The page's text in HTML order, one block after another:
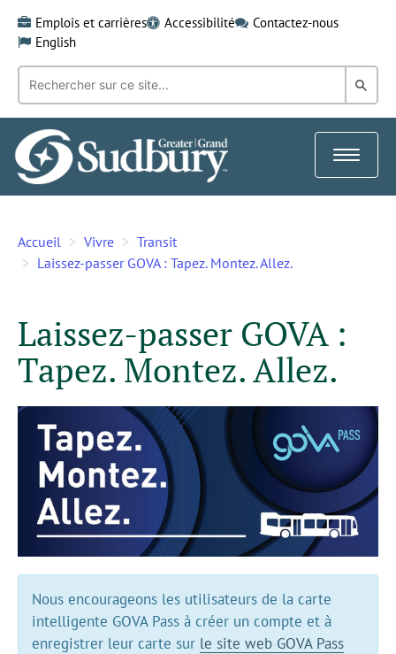
content
Emplois et carrières Accessibilité
Contactez-nous
English
Recherche
mot-
clé:
dans
Toggle
Accueil Vivre
Transit
Laissez-passer GOVA : Tapez. Montez. Allez.
Laissez-passer GOVA :
Tapez. Montez. Allez.
Nous encourageons les utilisateurs de la carte
intelligente GOVA Pass à créer un compte et à
enregistrer leur carte sur le site web GOVA Pass